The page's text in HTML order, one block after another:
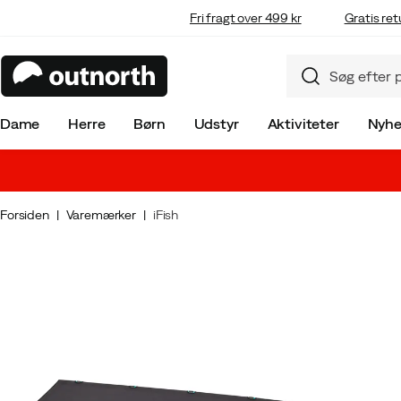
Fri fragt over 499 kr Gratis
Dame Herre Børn Udstyr Aktiviteter
Forsiden Varemærker iFish